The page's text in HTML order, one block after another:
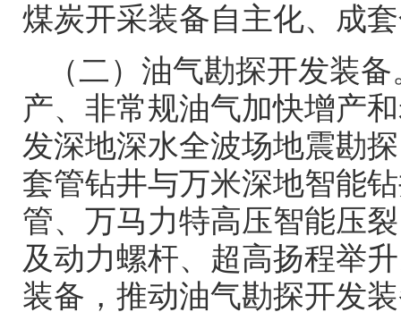
煤炭开采装备自主化、成
（二）油气勘探开发装
产、非常规油气加快增产
发深地深水全波场地震勘
套管钻井与万米深地智能
管、万马力特高压智能压
及动力螺杆、超高扬程举
装备，推动油气勘探开发